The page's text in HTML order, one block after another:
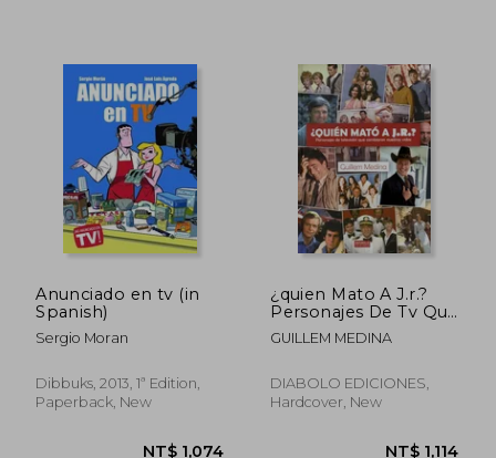
NT$ 1,092 NT$
Anunciado en tv (in
Spanish)
Sergio Moran
Dibbuks, 2013, 1ª Edition,
Paperback, New
¿quien Mato A J.r.?
Personajes De Tv Que
Cambiaron Nuestras
Vidas (in Spanish)
GUILLEM MEDINA
DIABOLO EDICIONES,
Hardcover, New